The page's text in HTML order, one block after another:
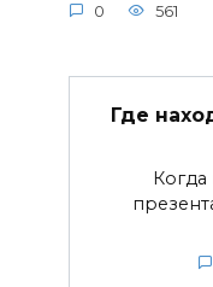
0 561
Где
Когда